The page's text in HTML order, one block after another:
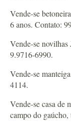
Vende-se
6 anos. Contato:
Vende-se novilhas
9.9716-6990.
Vende-se
4114.
Vende-se casa de
campo do